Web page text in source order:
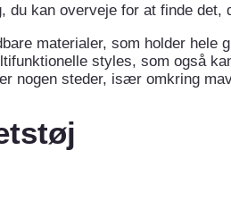
kan overveje for at finde det,
materialer, som holder hele
styles, som også
nogen steder, især omkring